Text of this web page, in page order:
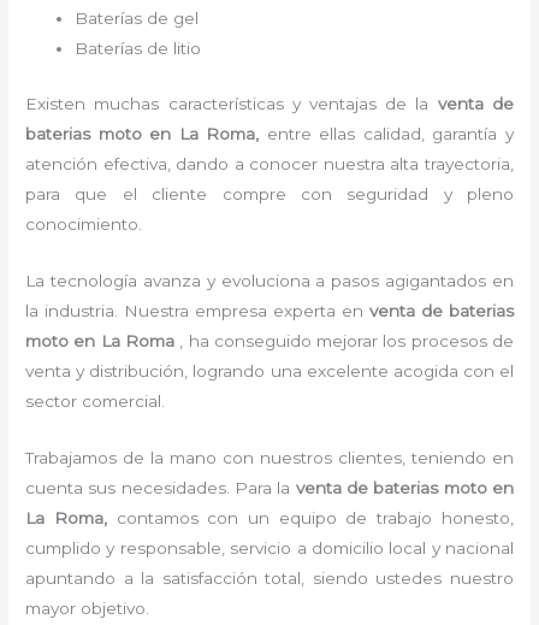
Baterías de gel
Baterías de litio
Existen muchas características y ventajas de la venta de
baterias motoen La Roma, entre ellas calidad, garantía y
atención efectiva, dando a conocer nuestra alta trayectoria,
para que el cliente compre con seguridad y pleno
conocimiento.
La tecnología avanza y evoluciona a pasos agigantados en
la industria. Nuestra empresa experta en venta de baterias
moto en La Roma
, ha conseguido mejorar los procesos de
venta y distribución, logrando una excelente acogida con el
sector comercial.
Trabajamos de la mano con nuestros clientes, teniendo en
cuenta sus necesidades. Para la venta de baterias moto en
La Roma, contamos con un equipo de trabajo honesto,
cumplido y responsable, servicio a domicilio local y nacional
apuntando a la satisfacción total, siendo ustedes nuestro
mayor objetivo.